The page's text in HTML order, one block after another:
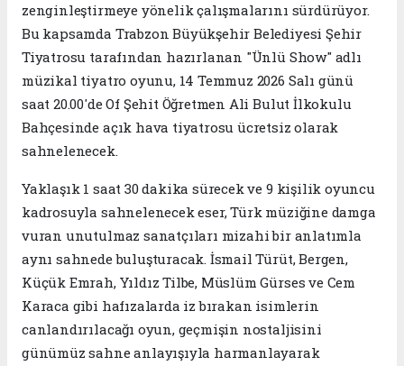
zenginleştirmeye yönelik çalışmalarını sürdürüyor.
Bu kapsamda Trabzon Büyükşehir Belediyesi Şehir
Tiyatrosu tarafından hazırlanan "Ünlü Show" adlı
müzikal tiyatro oyunu, 14 Temmuz 2026 Salı günü
saat 20.00'de Of Şehit Öğretmen Ali Bulut İlkokulu
Bahçesinde açık hava tiyatrosu ücretsiz olarak
sahnelenecek.
Yaklaşık 1 saat 30 dakika sürecek ve 9 kişilik oyuncu
kadrosuyla sahnelenecek eser, Türk müziğine damga
vuran unutulmaz sanatçıları mizahi bir anlatımla
aynı sahnede buluşturacak. İsmail Türüt, Bergen,
Küçük Emrah, Yıldız Tilbe, Müslüm Gürses ve Cem
Karaca gibi hafızalarda iz bırakan isimlerin
canlandırılacağı oyun, geçmişin nostaljisini
günümüz sahne anlayışıyla harmanlayarak